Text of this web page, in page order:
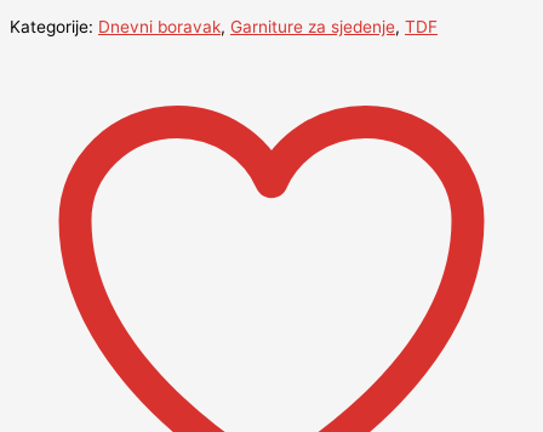
Kategorije: Dnevni boravak, Garniture za sjedenje, TDF